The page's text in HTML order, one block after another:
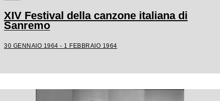
XIV Festival della canzone italiana di
Sanremo
30 GENNAIO 1964 - 1 FEBBRAIO 1964